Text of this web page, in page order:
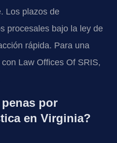
Los plazos de
procesales bajo la ley de
rápida. Para una
Law Offices Of SRIS,
por
en Virginia?